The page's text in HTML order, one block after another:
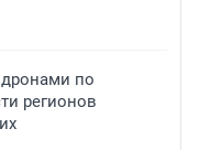
по
регионов